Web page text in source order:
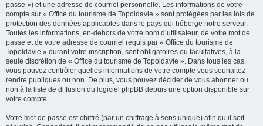
passe ») et une adresse de courriel personnelle. Les informations de votre
compte sur « Office du tourisme de Topoldavie » sont protégées par les lois de
protection des données applicables dans le pays qui héberge notre serveur.
Toutes les informations, en-dehors de votre nom d’utilisateur, de votre mot de
passe et de votre adresse de courriel requis par « Office du tourisme de
Topoldavie » durant votre inscription, sont obligatoires ou facultatives, à la
seule discrétion de « Office du tourisme de Topoldavie ». Dans tous les cas,
vous pouvez contrôler quelles informations de votre compte vous souhaitez
rendre publiques ou non. De plus, vous pouvez décider de vous abonner ou
non à la liste de diffusion du logiciel phpBB depuis une option disponible sur
votre compte.
Votre mot de passe est chiffré (par un chiffrage à sens unique) afin qu’il soit